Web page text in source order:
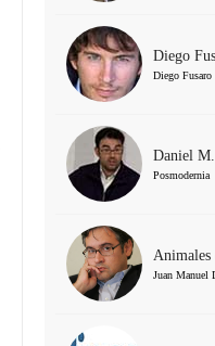
Diego
Diego Fusaro
Daniel
Posmodernia
Animales
Juan Manuel